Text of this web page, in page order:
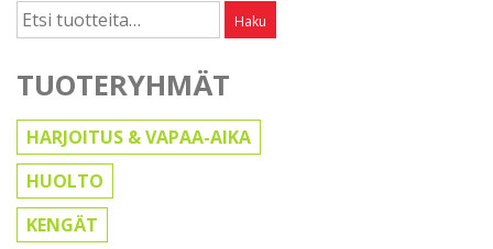
Etsi: Haku
TUOTERYHMÄT
HARJOITUS & VAPAA-AIKA
HUOLTO
KENGÄT